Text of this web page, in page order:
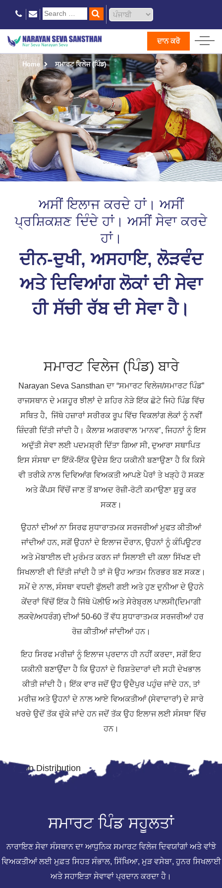
ਦਾਨ ਕਰੋ
Home ਸਮਾਰਟ ਵਿਲੇਜ (ਪਿੰਡ)
ਅਸੀਂ ਇਲਾਜ ਕਰਦੇ ਹਾਂ। ਅਸੀਂ
ਪ੍ਰਸ਼ਿਕਸ਼ਣ ਦਿੰਦੇ ਹਾਂ। ਅਸੀਂ ਸੇਵਾ ਕਰਦੇ
ਹਾਂ।
ਦੀਨ-ਦੁਖੀ, ਅਸਹਾਇ, ਲੋੜਵੰਦ
ਅਤੇ ਦਿਵਿਆਂਗ ਲੋਕਾਂ ਦੀ ਸੇਵਾ
ਹੀ ਸੱਚੀ ਰੱਬ ਦੀ ਸੇਵਾ ਹੈ।
ਸਮਾਰਟ ਵਿਲੇਜ (ਪਿੰਡ) ਬਾਰੇ
Narayan Seva Sansthan ਦਾ “ਸਮਾਰਟ ਵਿਲੇਜ/ਸਮਾਰਟ ਪਿੰਡ”
ਰਾਜਸਥਾਨ ਦੇ ਮਸ਼ਹੂਰ ਝੀਲਾਂ ਦੇ ਸ਼ਹਿਰ ਨੇੜੇ ਇੱਕ ਛੋਟੇ ਜਿਹੇ ਪਿੰਡ ਵਿੱਚ
ਸਥਿਤ ਹੈ, ਜਿੱਥੇ ਹਜ਼ਾਰਾਂ ਸਰੀਰਕ ਰੂਪ ਵਿੱਚ ਵਿਕਲਾਂਗ ਲੋਕਾਂ ਨੂੰ ਨਵੀਂ
ਜ਼ਿੰਦਗੀ ਦਿੱਤੀ ਜਾਂਦੀ ਹੈ। ਕੈਲਾਸ਼ ਅਗਰਵਾਲ ‘ਮਾਨਵ’, ਜਿਹਨਾਂ ਨੂੰ ਇਸ
ਅਦੁੱਤੀ ਸੇਵਾ ਲਈ ਪਦਮਸ਼੍ਰੀ ਦਿੱਤਾ ਗਿਆ ਸੀ, ਦੁਆਰਾ ਸਥਾਪਿਤ
ਇਸ ਸੰਸਥਾ ਦਾ ਇੱਕੋ-ਇੱਕ ਉਦੇਸ਼ ਇਹ ਯਕੀਨੀ ਬਣਾਉਣਾ ਹੈ ਕਿ ਕਿਸੇ
ਵੀ ਤਰੀਕੇ ਨਾਲ ਦਿਵਿਆਂਗ ਵਿਅਕਤੀ ਆਪਣੇ ਪੈਰਾਂ ਤੇ ਖੜ੍ਹੇ ਹੋ ਸਕਣ
ਅਤੇ ਕੈਂਪਸ ਵਿੱਚੋਂ ਜਾਣ ਤੋਂ ਬਾਅਦ ਰੋਜ਼ੀ-ਰੋਟੀ ਕਮਾਉਣਾ ਸ਼ੁਰੂ ਕਰ
ਸਕਣ।
ਉਹਨਾਂ ਦੀਆਂ ਨਾ ਸਿਰਫ ਸੁਧਾਰਾਤਮਕ ਸਰਜਰੀਆਂ ਮੁਫਤ ਕੀਤੀਆਂ
ਜਾਂਦੀਆਂ ਹਨ, ਸਗੋਂ ਉਹਨਾਂ ਦੇ ਇਲਾਜ ਦੌਰਾਨ, ਉਹਨਾਂ ਨੂੰ ਕੰਪਿਊਟਰ
ਅਤੇ ਮੋਬਾਈਲ ਦੀ ਮੁਰੰਮਤ ਕਰਨ ਜਾਂ ਸਿਲਾਈ ਦੀ ਕਲਾ ਸਿੱਖਣ ਦੀ
ਸਿਖਲਾਈ ਵੀ ਦਿੱਤੀ ਜਾਂਦੀ ਹੈ ਤਾਂ ਜੋ ਉਹ ਆਤਮ ਨਿਰਭਰ ਬਣ ਸਕਣ।
ਸਮੇਂ ਦੇ ਨਾਲ, ਸੰਸਥਾ ਵਧਦੀ ਫੁੱਲਦੀ ਗਈ ਅਤੇ ਹੁਣ ਦੁਨੀਆ ਦੇ ਉਹਨੇ
ਕੇਂਦਰਾਂ ਵਿੱਚੋਂ ਇੱਕ ਹੈ ਜਿੱਥੇ ਪੋਲੀਓ ਅਤੇ ਸੇਰੇਬ੍ਰਲ ਪਾਲਸੀ(ਦਿਮਾਗੀ
ਲਕਵੇ/ਅਧਰੰਗ) ਦੀਆਂ 50-60 ਤੋਂ ਵੱਧ ਸੁਧਾਰਾਤਮਕ ਸਰਜਰੀਆਂ ਹਰ
ਰੋਜ਼ ਕੀਤੀਆਂ ਜਾਂਦੀਆਂ ਹਨ।
ਇਹ ਸਿਰਫ ਮਰੀਜ਼ਾਂ ਨੂੰ ਇਲਾਜ ਪ੍ਰਦਾਨ ਹੀ ਨਹੀਂ ਕਰਦਾ, ਸਗੋਂ ਇਹ
ਯਕੀਨੀ ਬਣਾਉਂਦਾ ਹੈ ਕਿ ਉਹਨਾਂ ਦੇ ਰਿਸ਼ਤੇਦਾਰਾਂ ਦੀ ਸਹੀ ਦੇਖਭਾਲ
ਕੀਤੀ ਜਾਂਦੀ ਹੈ। ਇੱਕ ਵਾਰ ਜਦੋਂ ਉਹ ਉਦੈਪੁਰ ਪਹੁੰਚ ਜਾਂਦੇ ਹਨ, ਤਾਂ
ਮਰੀਜ਼ ਅਤੇ ਉਹਨਾਂ ਦੇ ਨਾਲ ਆਏ ਵਿਅਕਤੀਆਂ (ਸੇਵਾਦਾਰਾਂ) ਦੇ ਸਾਰੇ
ਖਰਚੇ ਉਦੋਂ ਤੱਕ ਚੁੱਕੇ ਜਾਂਦੇ ਹਨ ਜਦੋਂ ਤੱਕ ਉਹ ਇਲਾਜ ਲਈ ਸੰਸਥਾ ਵਿੱਚ
ਹਨ।
ਸਮਾਰਟ ਪਿੰਡਸਹੂਲਤਾਂ
ਨਾਰਾਇਣ ਸੇਵਾ ਸੰਸਥਾਨ ਦਾ ਆਧੁਨਿਕ ਸਮਾਰਟ ਵਿਲੇਜ ਦਿਵਯਾਂਗਾਂ ਅਤੇ ਵਾਂਝੇ
ਵਿਅਕਤੀਆਂ ਲਈ ਮੁਫ਼ਤ ਸਿਹਤ ਸੰਭਾਲ, ਸਿੱਖਿਆ, ਮੁੜ ਵਸੇਬਾ, ਹੁਨਰ ਸਿਖਲਾਈ
ਅਤੇ ਸਹਾਇਤਾ ਸੇਵਾਵਾਂ ਪ੍ਰਦਾਨ ਕਰਦਾ ਹੈ।